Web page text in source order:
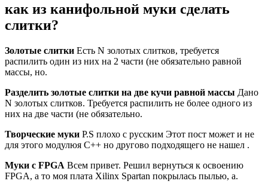
как из канифольной муки сделать
слитки?
Золотые слитки Есть N золотых слитков, требуется
распилить один из них на 2 части (не обязательно равной
массы, но.
Разделить золотые слитки на две кучи равной массы Дано
N золотых слитков. Требуется распилить не более одного из
них на две части (не обязательно.
Творческие муки P.S плохо с русским Этот пост может и не
для этого модулюя C++ но другово подходящего не нашел .
Муки с FPGA Всем привет. Решил вернуться к освоению
FPGA, а то моя плата Xilinx Spartan покрылась пылью, а.